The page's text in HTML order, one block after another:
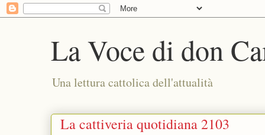
La Voce di don
Una lettura cattolica dell'attualità
La cattiveria quotidiana 2103